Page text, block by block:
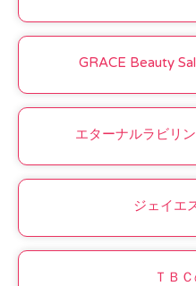
GRACE Beauty
エターナルラビリ
ジェイエ
ＴＢ